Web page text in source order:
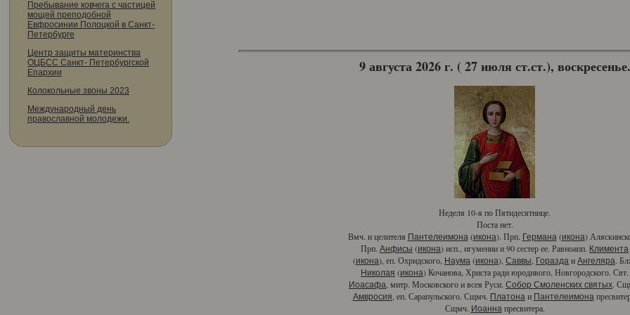
Пребывание ковчега с частицей
мощей преподобной
Евфросинии Полоцкой в Санкт-
Петербурге
Центр защиты материнства
ОЦБСС Санкт- Петербургской
Епархии
Колокольные звоны 2023
Международный день
православной молодежи.
9 августа 2026 г. ( 27 июля ст.ст.), воскресенье.
Неделя 10-я по Пятидесятнице.
Поста нет.
Вмч. и целителя Пантелеимона (икона). Прп. Германа (икона)
Прп. Анфисы (икона) исп., игумении и 90 сестер ее. Равноапп. Климента
(икона), еп. Охридского, Наума (икона), Саввы Горазда и Ангеляра.
Николая (икона) Кочанова, Христа ради юродивого, Новгородского. Свт.
Иоасафа , митр. Московского и всея Руси. Собор Смоленских святых.
Амвросия , еп. Сарапульского. Сщмч. Платона и Пантелеимона
Сщмч. Иоанна пресвитера.